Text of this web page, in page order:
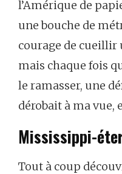
l’Amérique de
une bouche de
courage de cueillir
mais chaque fois
le ramasser, une
dérobait à mavue,
Mississippi-
Tout à coup